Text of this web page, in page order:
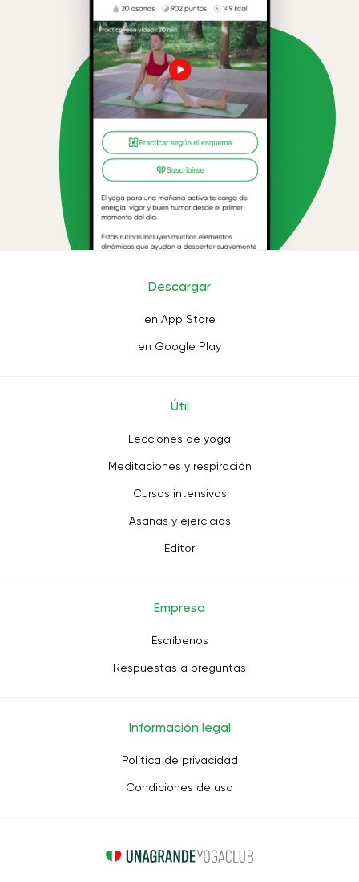
Descargar
en App Store
en Google Play
Útil
Lecciones de yoga
Meditaciones y respiración
Cursos intensivos
Asanas y ejercicios
Editor
Empresa
Escríbenos
Respuestas a preguntas
Información legal
Política de privacidad
Condiciones de uso